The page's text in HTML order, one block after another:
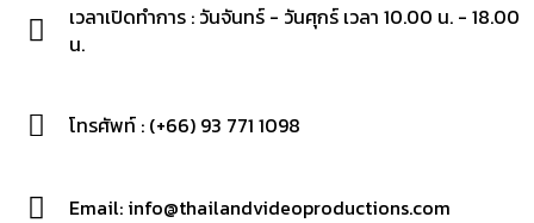
เวลาเปิดทำการ : วันจันทร์ - วันศุกร์ เวลา 10.00 น. - 18.00
น.
โทรศัพท์ : (+66) 93 771 1098
Email: info@thailandvideoproductions.com